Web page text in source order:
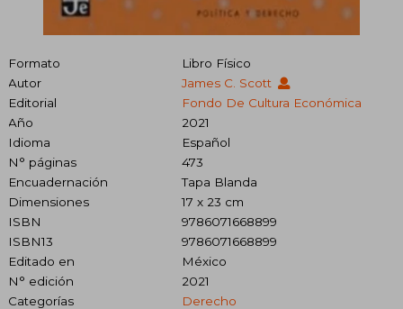
Formato
Libro Físico
Autor
James C. Scott
Editorial
Fondo De Cultura Económica
Año
2021
Idioma
Español
N° páginas
473
Encuadernación
Tapa Blanda
Dimensiones
17 x 23 cm
ISBN
9786071668899
ISBN13
9786071668899
Editado en
México
N° edición
2021
Categorías
Derecho